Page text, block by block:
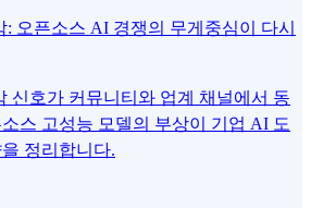
: 오픈소스 AI 경쟁의 무게중심이 다시
신호가 커뮤니티와 업계 채널에서 동
스 고성능 모델의 부상이 기업 AI 도
정리합니다.